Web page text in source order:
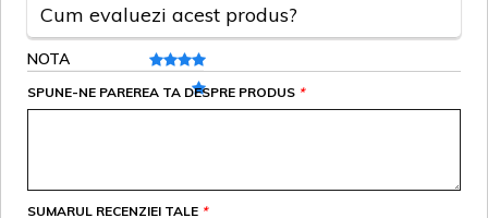
Cum evaluezi acest produs?
NOTA
*
SPUNE-NE PAREREA TA DESPRE PRODUS
*
SUMARUL RECENZIEI TALE